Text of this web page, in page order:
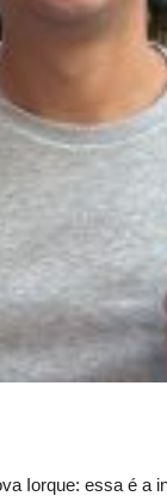
Iorque: essa é a